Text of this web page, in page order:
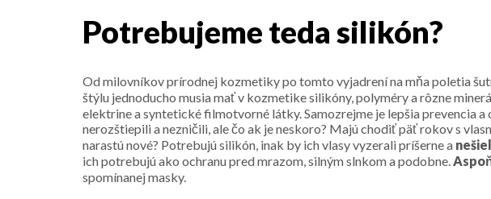
Potrebujeme teda silikón?
Od milovníkov prírodnej kozmetiky po tomto vyjadrení na mňa poletia
štýlu jednoducho musia mať v kozmetike silikóny, polyméry a rôzne
elektrine a syntetické filmotvorné látky. Samozrejme je lepšia prevencia a
nerozštiepili a nezničili, ale čo ak je neskoro? Majú chodiť päť rokov s
narastú nové? Potrebujú silikón, inak by ich vlasy vyzerali príšerne a
ich potrebujú ako ochranu pred mrazom, silným slnkom a podobne.
spomínanej masky.